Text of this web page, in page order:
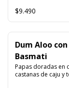
$9.490
Dum Aloo
Basmati
Papas doradas en
castanas de caju y